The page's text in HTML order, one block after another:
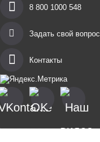
8 800 1000 548
Задать свой вопрос
Контакты